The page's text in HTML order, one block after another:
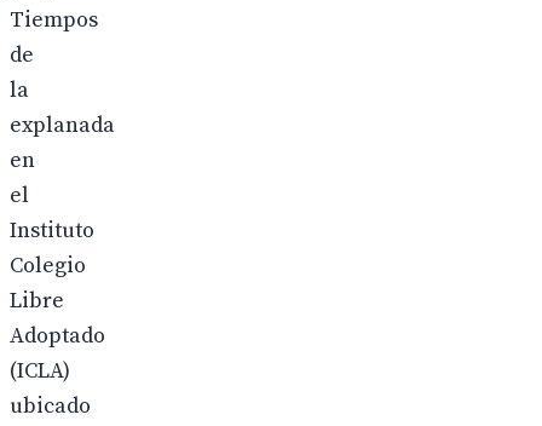
Tiempos
de
la
explanada
en
el
Instituto
Colegio
Libre
Adoptado
(ICLA)
ubicado